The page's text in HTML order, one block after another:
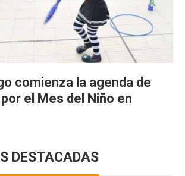
comienza la agenda de
el Mes del Niño en
DESTACADAS